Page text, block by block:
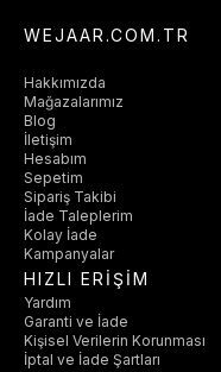
WEJAAR.COM.TR
Hakkımızda
Mağazalarımız
Blog
İletişim
Hesabım
Sepetim
Sipariş Takibi
İade Taleplerim
Kolay İade
Kampanyalar
HIZLI ERİŞİM
Yardım
Garanti ve İade
Kişisel Verilerin Korunması
İptal ve İade Şartları